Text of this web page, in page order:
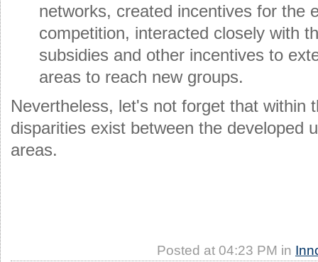
networks, created incentives for the
competition, interacted closely with
subsidies and other incentives to
areas to reach new groups.
Nevertheless, let's not forget that within
disparities exist between the developed
areas.
Posted at 04:23 PM in